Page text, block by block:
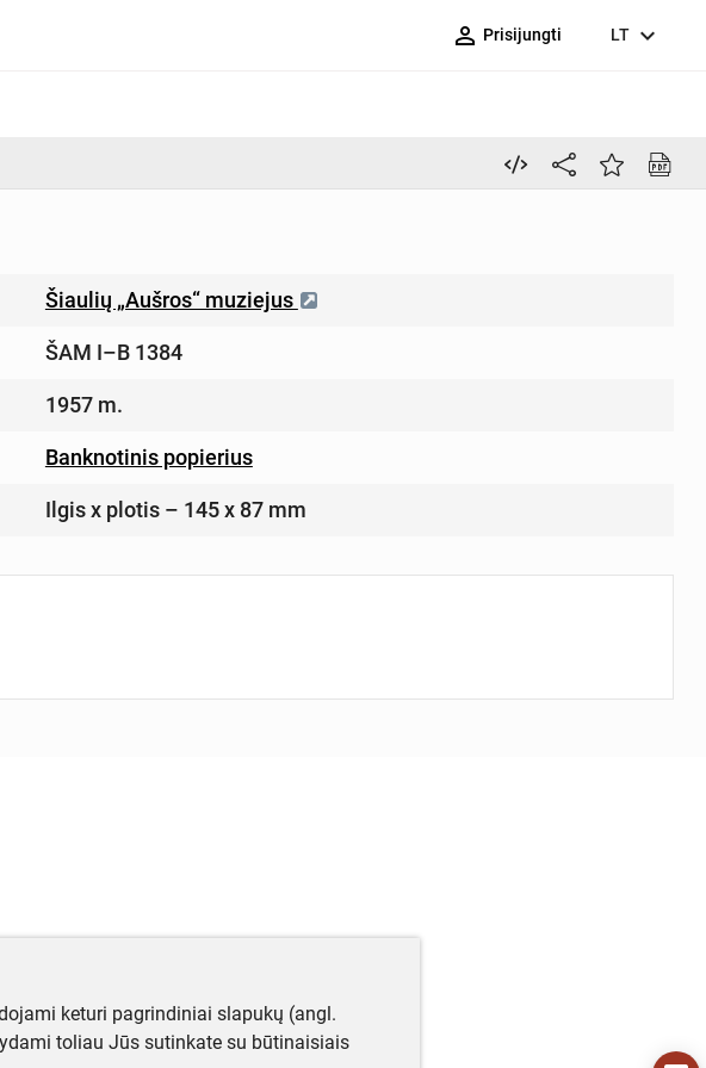
person_outline Prisijungti LT expand_more
Šiaulių „Aušros“ muziejus
ŠAM I–B 1384
1957 m.
Banknotinis popierius
Ilgis x plotis – 145 x 87 mm
keturi pagrindiniai slapukų (angl.
toliau Jūs sutinkate su būtinaisiais